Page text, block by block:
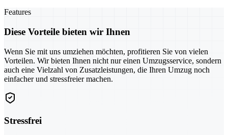
Features
Diese Vorteile bieten wir Ihnen
Wenn Sie mit uns umziehen möchten, profitieren Sie von vielen
Vorteilen. Wir bieten Ihnen nicht nur einen Umzugsservice, sondern
auch eine Vielzahl von Zusatzleistungen, die Ihren Umzug noch
einfacher und stressfreier machen.
Stressfrei